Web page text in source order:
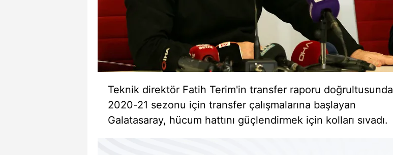
Teknik direktör Fatih Terim'in transfer raporu doğrultusunda
2020-21 sezonu için transfer çalışmalarına başlayan
Galatasaray, hücum hattını güçlendirmek için kolları sıvadı.